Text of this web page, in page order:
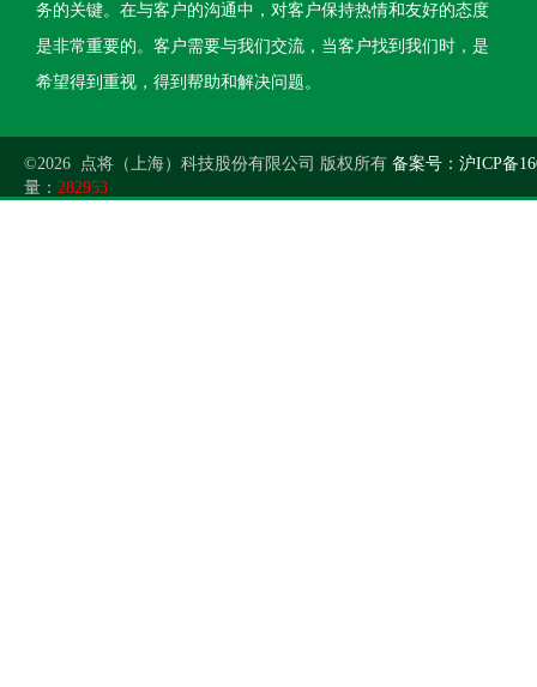
务的关键。在与客户的沟通中，对客户保持热情和友好的态度
是非常重要的。客户需要与我们交流，当客户找到我们时，是
希望得到重视，得到帮助和解决问题。
©2026 点将（上海）科技股份有限公司 版权所有 备案号：沪ICP备
量： 282953